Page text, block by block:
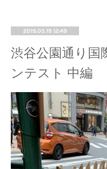
2019.05.19 12:49
渋谷公園通り国
ンテスト 中編